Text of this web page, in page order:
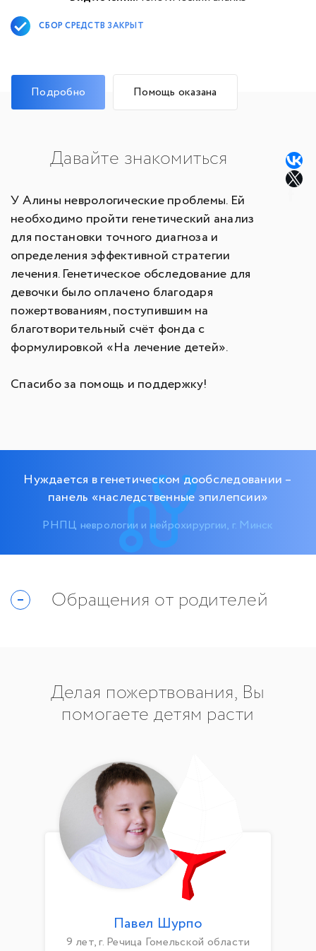
СБОР СРЕДСТВ ЗАКРЫТ
Подробно Помощь оказана
Давайте знакомиться
У Алины неврологические проблемы. Ей
необходимо пройти генетический анализ
для постановки точного диагноза и
определения эффективной стратегии
лечения. Генетическое обследование для
девочки было оплачено благодаря
пожертвованиям, поступившим на
благотворительный счёт фонда с
формулировкой «На лечение детей».
Спасибо за помощь и поддержку!
Нуждается в генетическом дообследовании –
панель «наследственные эпилепсии»
РНПЦ неврологии и нейрохирургии, г. Минск
Обращения от родителей
Делая пожертвования, Вы
помогаете детям расти
Павел Шурпо
9 лет, г. Речица Гомельской области